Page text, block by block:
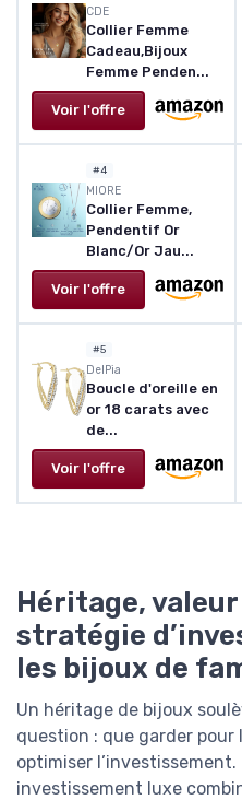
CDE
Collier Femme
Cadeau,Bijoux
Femme Penden...
Voir l'offre
#4
MIORE
Collier Femme,
Pendentif Or
Blanc/Or Jau...
Voir l'offre
#5
DelPia
Boucle d'oreille en
or 18 carats avec
de...
Voir l'offre
Héritage,
stratégie
les bijoux de
Un héritage de bijoux
question : que garder pour
optimiser
investissement luxe